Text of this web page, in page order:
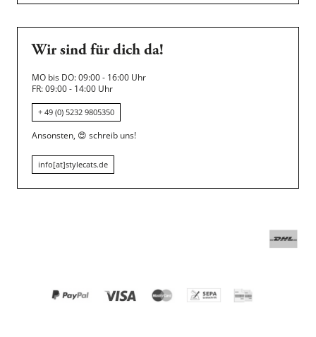
Wir sind für dich da!
MO bis DO: 09:00 - 16:00 Uhr
FR: 09:00 - 14:00 Uhr
+ 49 (0) 5232 9805350
Ansonsten, 😍 schreib uns!
info[at]stylecats.de